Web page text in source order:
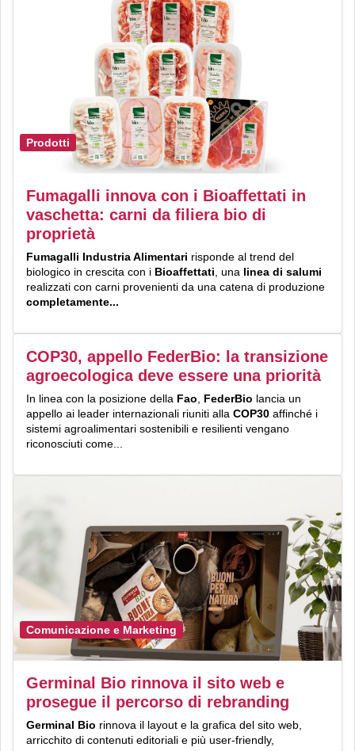
Prodotti
Fumagalli innova con i Bioaffettati in
vaschetta: carni da filiera bio di
proprietà
Fumagalli Industria Alimentari risponde al trend del
biologico in crescita con i Bioaffettati, una linea di salumi
realizzati con carni provenienti da una catena di produzione
completamente...
COP30, appello FederBio: la transizione
agroecologica deve essere una priorità
In linea con la posizione della Fao FederBio lancia un
appello ai leader internazionali riuniti alla COP30 affinché i
sistemi agroalimentari sostenibili e resilienti vengano
riconosciuti come...
Comunicazione e Marketing
Germinal Bio rinnova il sito web e
prosegue il percorso di rebranding
Germinal Bio rinnova il layout e la grafica del sito web,
arricchito di contenuti editoriali e più user-friendly,